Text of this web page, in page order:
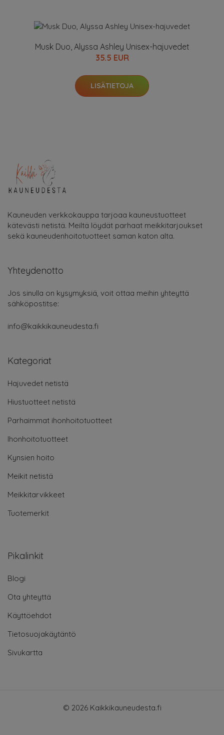
Musk Duo, Alyssa Ashley Unisex-hajuvedet
35.5 EUR
LISÄTIETOJA
Kauneuden verkkokauppa tarjoaa kauneustuotteet
kätevästi netistä. Meiltä löydät parhaat meikkitarjoukset
sekä kauneudenhoitotuotteet saman katon alta.
Yhteydenotto
Jos sinulla on kysymyksiä, voit ottaa meihin yhteyttä
sähköpostitse:
info@kaikkikauneudesta.fi
Kategoriat
Hajuvedet netistä
Hiustuotteet netistä
Parhaimmat ihonhoitotuotteet
Ihonhoitotuotteet
Kynsien hoito
Meikit netistä
Meikkitarvikkeet
Tuotemerkit
Pikalinkit
Blogi
Ota yhteyttä
Käyttöehdot
Tietosuojakäytäntö
Sivukartta
© 2026 Kaikkikauneudesta.fi